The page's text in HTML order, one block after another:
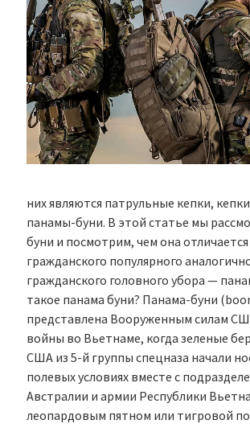
них являются патрульные кепки,
панамы-буни. В этой статье мы
буни и посмотрим, чем она
гражданского популярного
гражданского головного убора —
такое панама буни? Панама-буни
представлена Вооруженным силам
войны во Вьетнаме, когда зеленые
США из 5-й группы спецназа начали
полевых условиях вместе с
Австралии и армии Республики
леопардовым пятном или тигровой